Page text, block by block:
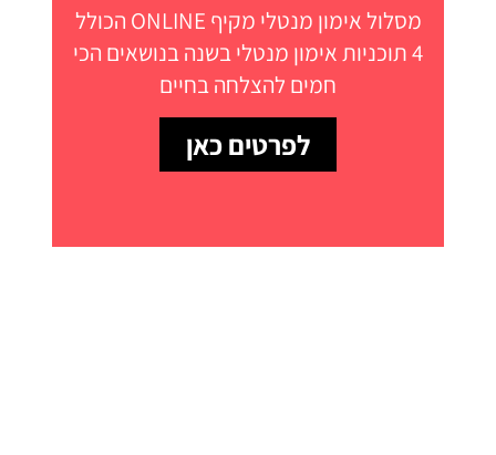
מסלול אימון מנטלי מקיף ONLINE הכולל
4 תוכניות אימון מנטלי בשנה בנושאים הכי
חמים להצלחה בחיים
לפרטים כאן